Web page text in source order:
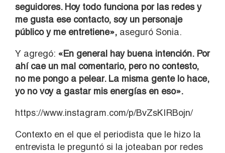
seguidores. Hoy todo funciona por las redes y
me gusta ese contacto, soy un personaje
público y me entretiene», aseguró Sonia.
Y agregó: «En general hay buena intención. Por
ahí cae un mal comentario, pero no contesto,
no me pongo a pelear. La misma gente lo hace,
yo no voy a gastar mis energías en eso».
https://www.instagram.com/p/BvZsKIRBojn/
Contexto en el que el periodista que le hizo la
entrevista le preguntó si la joteaban por redes